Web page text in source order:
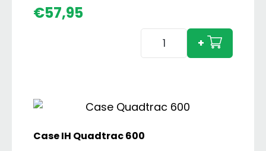
€57,95
Case
Hydra-
Shift
aantal
+
Case IH Quadtrac 600